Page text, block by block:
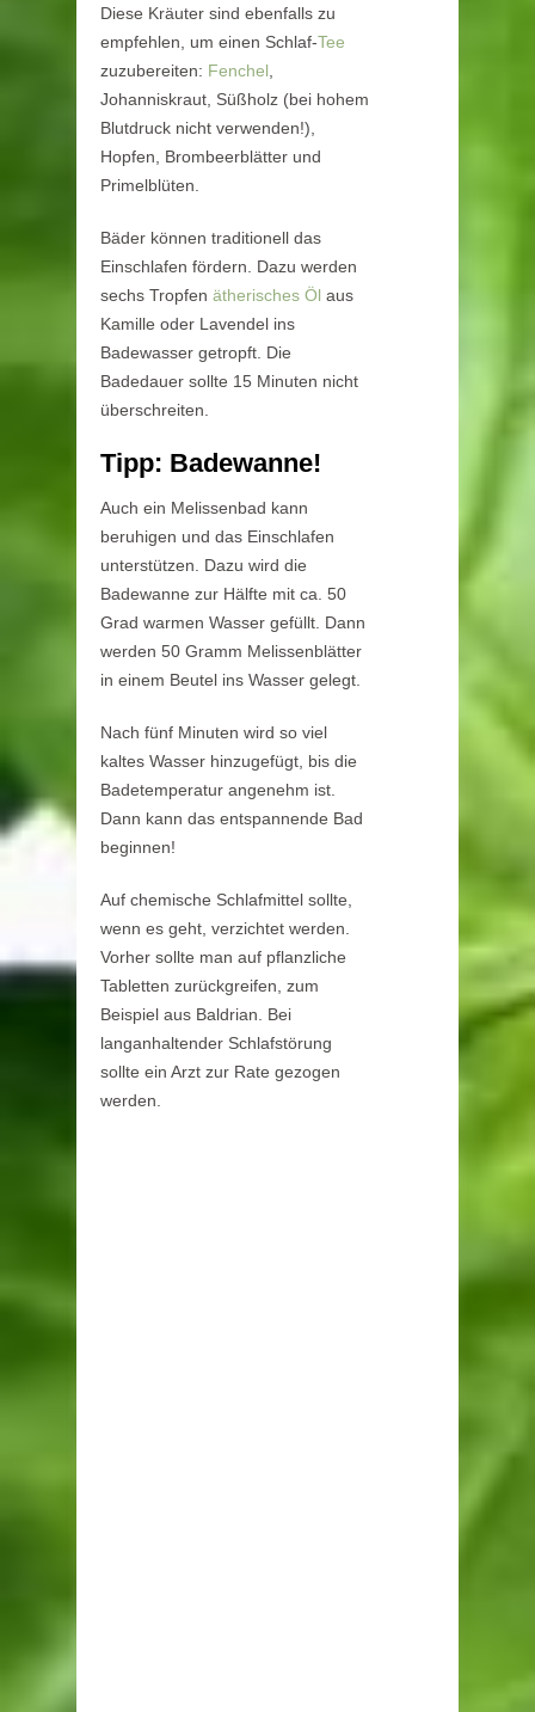
Diese Kräuter sind ebenfalls zu
empfehlen, um einen Schlaf-Tee
zuzubereiten: Fenchel
Johanniskraut, Süßholz (bei hohem
Blutdruck nicht verwenden!),
Hopfen, Brombeerblätter und
Primelblüten.
Bäder können traditionell das
Einschlafen fördern. Dazu werden
sechs Tropfen ätherisches Öl aus
Kamille oder Lavendel ins
Badewasser getropft. Die
Badedauer sollte 15 Minuten nicht
überschreiten.
Tipp: Badewanne!
Auch ein Melissenbad kann
beruhigen und das Einschlafen
unterstützen. Dazu wird die
Badewanne zur Hälfte mit ca. 50
Grad warmen Wasser gefüllt. Dann
werden 50 Gramm Melissenblätter
in einem Beutel ins Wasser gelegt.
Nach fünf Minuten wird so viel
kaltes Wasser hinzugefügt, bis die
Badetemperatur angenehm ist.
Dann kann das entspannende Bad
beginnen!
Auf chemische Schlafmittel sollte,
wenn es geht, verzichtet werden.
Vorher sollte man auf pflanzliche
Tabletten zurückgreifen, zum
Beispiel aus Baldrian. Bei
langanhaltender Schlafstörung
sollte ein Arzt zur Rate gezogen
werden.